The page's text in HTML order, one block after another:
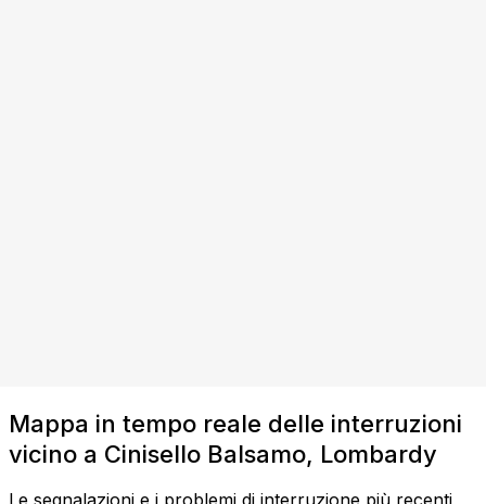
Mappa in tempo reale delle interruzioni
vicino a Cinisello Balsamo, Lombardy
Le segnalazioni e i problemi di interruzione più recenti